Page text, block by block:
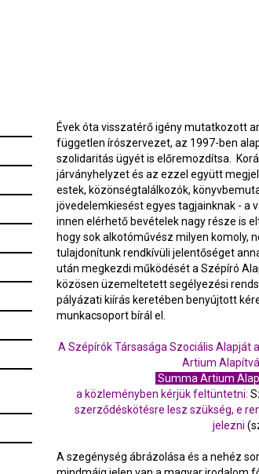
Évek óta visszatérő igény mutatkozott
független írószervezet, az 1997-ben
szolidaritás ügyét is előremozdítsa.
járványhelyzet és az ezzel együtt
estek, közönségtalálkozók,
jövedelemkiesést egyes tagjainknak - a
innen elérhető bevételek nagy része is
hogy sok alkotóművész milyen komoly,
tulajdonítunk rendkívüli jelentőséget
után megkezdi működését a Szépíró
közösen üzemeltetett segélyezési
pályázati kiírás keretében benyújtott
munkacsoport bírál el.
A Szépírók Társasága Szociális
Artium
Summa Artium
a közleményben kérjük feltüntetni:
szerződéskötésre lesz szükség, e
jelezni
A szegénység ábrázolása és a nehéz